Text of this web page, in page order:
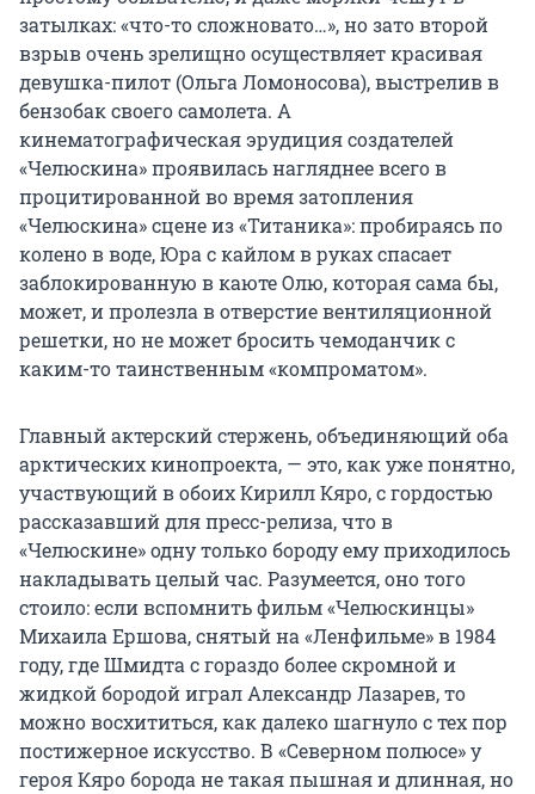
затылках: «что-то сложновато…», но зато второй
взрыв очень зрелищно осуществляет красивая
девушка-пилот (Ольга Ломоносова), выстрелив в
бензобак своего самолета. А
кинематографическая эрудиция создателей
«Челюскина» проявилась нагляднее всего в
процитированной во время затопления
«Челюскина» сцене из «Титаника»: пробираясь по
колено в воде, Юра с кайлом в руках спасает
заблокированную в каюте Олю, которая сама бы,
может, и пролезла в отверстие вентиляционной
решетки, но не может бросить чемоданчик с
каким-то таинственным «компроматом».
Главный актерский стержень, объединяющий оба
арктических кинопроекта, — это, как уже понятно,
участвующий в обоих Кирилл Кяро, с гордостью
рассказавший для пресс-релиза, что в
«Челюскине» одну только бороду ему приходилось
накладывать целый час. Разумеется, оно того
стоило: если вспомнить фильм «Челюскинцы»
Михаила Ершова, снятый на «Ленфильме» в 1984
году, где Шмидта с гораздо более скромной и
жидкой бородой играл Александр Лазарев, то
можно восхититься, как далеко шагнуло с тех пор
постижерное искусство. В «Северном полюсе» у
героя Кяро борода не такая пышная и длинная, но